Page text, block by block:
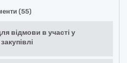
(55)
відмови в участі у